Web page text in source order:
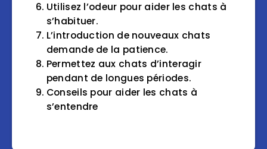
Utilisez l’odeur pour aider les chats à
s’habituer.
L’introduction de nouveaux chats
demande de la patience.
Permettez aux chats d’interagir
pendant de longues périodes.
Conseils pour aider les chats à
s’entendre